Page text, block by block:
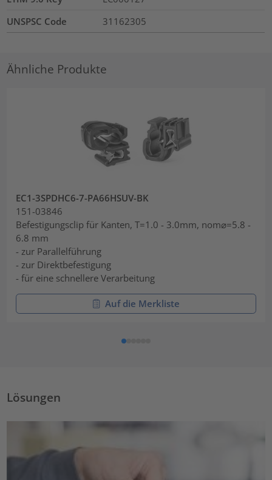
UNSPSC Code
31162305
Ähnliche Produkte
EC1-3SPDHC6-7-PA66HSUV-BK
151-03846
Befestigungsclip für Kanten, T=1.0 - 3.0mm, nom⌀=5.8 -
6.8 mm
- zur Parallelführung
- zur Direktbefestigung
- für eine schnellere Verarbeitung
Auf die Merkliste
Lösungen